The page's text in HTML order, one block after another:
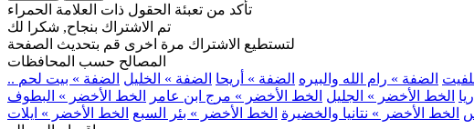
تأكد من تعبئة الحقول ذات العلامة الحمراء
تم الاشتراك بنجاح, شكرا لك
لتستطيع الاشتراك مرة اخرى قم بتحديث الصفحة
المصالح حسب المحافظات
الضفة » رام الله والبيره الضفة » أريحا الضفة » الخليل الضفة » بيت لحم
الخط الأخضر » الجليل الخط الأخضر » مرج ابن عامر
الخط الأخضر » البطوف
الخط الأخضر » نتانيا والخضيرة الخط الأخضر » بئر السبع الخط الأخضر » ايلات